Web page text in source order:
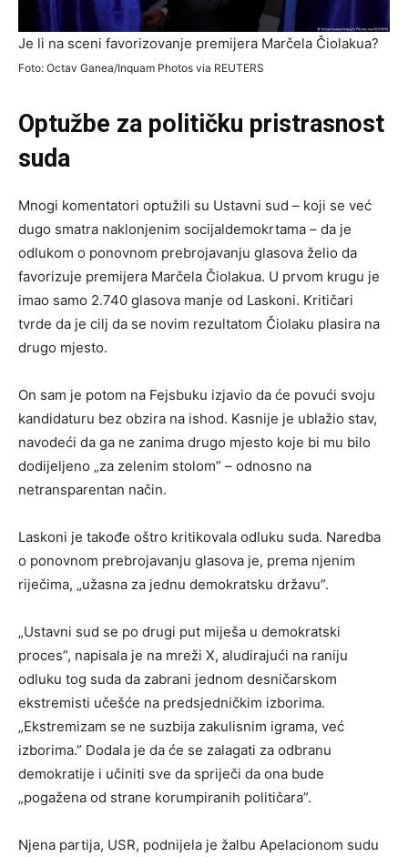
Je li na sceni favorizovanje premijera Marčela Čiolakua?
Foto: Octav Ganea/Inquam Photos via REUTERS
Optužbe za političku pristrasnost
suda
Mnogi komentatori optužili su Ustavni sud – koji se već
dugo smatra naklonjenim socijaldemokrtama – da je
odlukom o ponovnom prebrojavanju glasova želio da
favorizuje premijera Marčela Čiolakua. U prvom krugu je
imao samo 2.740 glasova manje od Laskoni. Kritičari
tvrde da je cilj da se novim rezultatom Čiolaku plasira na
drugo mjesto.
On sam je potom na Fejsbuku izjavio da će povući svoju
kandidaturu bez obzira na ishod. Kasnije je ublažio stav,
navodeći da ga ne zanima drugo mjesto koje bi mu bilo
dodijeljeno „za zelenim stolom” – odnosno na
netransparentan način.
Laskoni je takođe oštro kritikovala odluku suda. Naredba
o ponovnom prebrojavanju glasova je, prema njenim
riječima, „užasna za jednu demokratsku državu”.
„Ustavni sud se po drugi put miješa u demokratski
proces”, napisala je na mreži X, aludirajući na raniju
odluku tog suda da zabrani jednom desničarskom
ekstremisti učešće na predsjedničkim izborima.
„Ekstremizam se ne suzbija zakulisnim igrama, već
izborima.” Dodala je da će se zalagati za odbranu
demokratije i učiniti sve da spriječi da ona bude
„pogažena od strane korumpiranih političara”.
Njena partija, USR, podnijela je žalbu Apelacionom sudu